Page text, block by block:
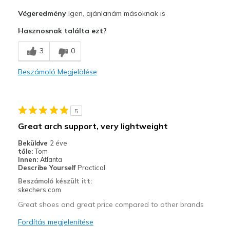
Durable
Width
Sizing
Feels true to size
VégeredményIgen, ajánlanám másoknak is
Hasznosnak találta ezt?
3 0
Beszámoló Megjelölése
5
Great arch support, very lightweight
Beküldve 2 éve
tőle: Tom
Innen: Atlanta
Describe Yourself Practical
Beszámoló készült itt:
skechers.com
Great shoes and great price compared to other brands
Fordítás megjelenítése